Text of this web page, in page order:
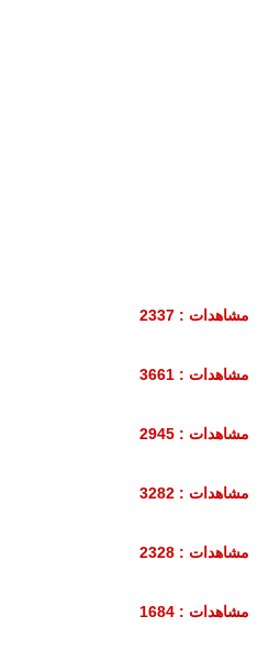
مشاهدات : 2337
مشاهدات : 3661
مشاهدات : 2945
مشاهدات : 3282
مشاهدات : 2328
مشاهدات : 1684